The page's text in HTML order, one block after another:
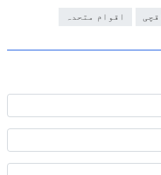
اقوام متحدہ